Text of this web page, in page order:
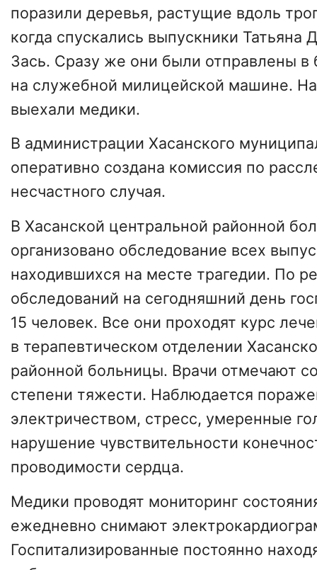
поразили деревья, растущие вдоль
когда спускались выпускники Татьяна
Зась. Сразу же они были отправлены в
на служебной милицейской машине.
выехали медики.
В администрации Хасанского
оперативно создана комиссия по
несчастного случая.
В Хасанской центральной районной
организовано обследование всех
находившихся на месте трагедии. По
обследований на сегодняшний день
15 человек. Все они проходят курс
в терапевтическом отделении
районной больницы. Врачи отмечают
степени тяжести. Наблюдается
электричеством, стресс, умеренные
нарушение чувствительности
проводимости сердца.
Медики проводят мониторинг
ежедневно снимают
Госпитализированные постоянно